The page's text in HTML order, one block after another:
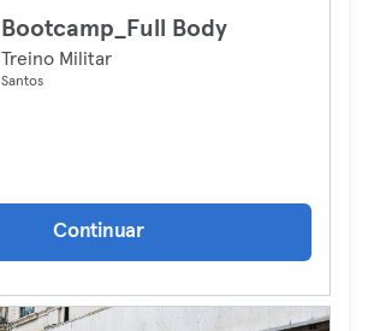
Bootcamp_Full Body
Treino Militar
Santos
Continuar